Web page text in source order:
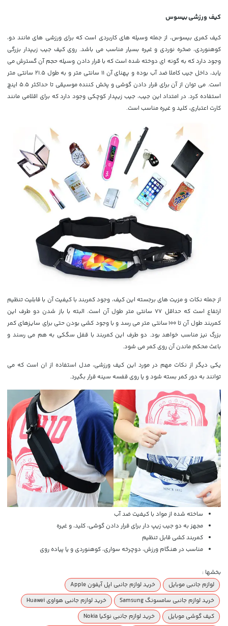
کیف ورزشی بیسوس
کیف کمری بیسوس، از جمله وسیله های کاربردی است که برای ورزشی های مانند دو،
کوهنوردی، صخره نوردی و غیره بسیار مناسب می باشد. روی کیف جیب زیپدار بزرگی
وجود دارد که به گونه ای دوخته شده است که با قرار دادن وسیله حجم آن گسترش می
یابد، داخل جیب کاملا ضد آب بوده و پهنای آن 11 سانتی متر و به طول 21.5 سانتی متر
است. می توان از آن برای قرار دادن گوشی و پخش کننده موسیقی تا حداکثر 5.5 اینچ
استفاده کرد. در امتداد این جیب، جیب زیپدار کوچکی وجود دارد که برای اقلامی مانند
کارت اعتباری، کلید و غیره مناسب است.
از جمله نکات و مزیت های برجسته این کیف، وجود کمربند با کیفیت آن با قابلیت تنظیم
ارتفاع است که حداقل 77 سانتی متر طول آن است. البته با باز شدن دو طرف این
کمربند طول آن تا 100 سانتی متر می رسد و با وجود کشی بودن حتی برای سایزهای کمر
بزرگ نیز مناسب خواهد بود. دو طرف این کمربند با قفل سگکی به هم می رسند و
باعث محکم ماندن آن روی کمر می شود.
یکی دیگر از نکات مهم در مورد این کیف ورزشی، مدل استفاده از ان است که می
توانند به دور کمر بسته شود و یا روی قفسه سینه قرار بگیرد.
ساخته شده از مواد با کیفیت ضد آب
مجهز به دو جیب زیپ دار برای قرار دادن گوشی، کلید، و غیره
کمربند کشی قابل تنظیم
مناسب در هنگام ورزش، دوچرخه سواری، کوهنوردی و یا پیاده روی
بخشها :
لوازم جانبی موبایل
خرید لوازم جانبی اپل آیفون Apple
خرید لوازم جانبی سامسونگ Samsung
خرید لوازم جانبی هواوی Huawei
کیف گوشی موبایل
خرید لوازم جانبی نوکیا Nokia